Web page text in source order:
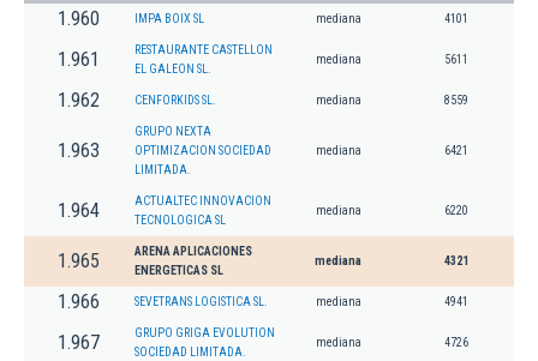
1.960 IMPA BOIX SL mediana 4101
1.961
RESTAURANTE CASTELLON
EL GALEON SL.
mediana 5611
1.962 CENFORKIDS SL. mediana 8559
1.963
GRUPO NEXTA
OPTIMIZACION SOCIEDAD
LIMITADA.
mediana 6421
1.964
ACTUALTEC INNOVACION
TECNOLOGICA SL
mediana 6220
1.965
ARENA APLICACIONES
ENERGETICAS SL
mediana 4321
1.966 SEVETRANS LOGISTICA SL. mediana 4941
1.967
GRUPO GRIGA EVOLUTION
SOCIEDAD LIMITADA.
mediana 4726